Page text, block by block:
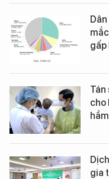
gấp
Tán
cho
gia